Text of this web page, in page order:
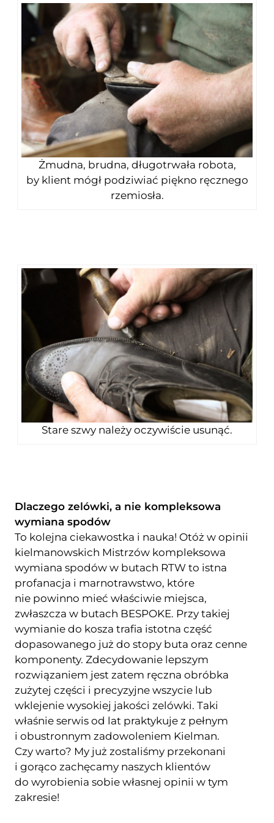
Żmudna, brudna, długotrwała robota,
by klient mógł podziwiać piękno ręcznego
rzemiosła.
Stare szwy należy oczywiście usunąć.
Dlaczego zelówki, a nie kompleksowa
wymiana spodów
To kolejna ciekawostka i nauka! Otóż w opinii
kielmanowskich Mistrzów kompleksowa
wymiana spodów w butach RTW to istna
profanacja i marnotrawstwo, które
nie powinno mieć właściwie miejsca,
zwłaszcza w butach BESPOKE. Przy takiej
wymianie do kosza trafia istotna część
dopasowanego już do stopy buta oraz cenne
komponenty. Zdecydowanie lepszym
rozwiązaniem jest zatem ręczna obróbka
zużytej części i precyzyjne wszycie lub
wklejenie wysokiej jakości zelówki. Taki
właśnie serwis od lat praktykuje z pełnym
i obustronnym zadowoleniem Kielman.
Czy warto? My już zostaliśmy przekonani
i gorąco zachęcamy naszych klientów
do wyrobienia sobie własnej opinii w tym
zakresie!